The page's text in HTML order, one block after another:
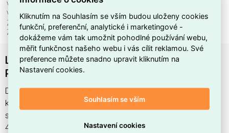
Výměnný předřadník:
Výška/hloubka:
70 mm
Zkouška vláknem IEC 60695-2-11:
850 °C - 30 s
Značka:
Ledvance
LEDVANCE DAMP PROOF HOUSING DALI 1200
P 1XLAMP IP65
DP HOUSING DALI 1200 P 1XLAMP IP65 LEDV najdete v
kategoriích Svítidla, Stropní a nástěnné svítidlo, Svítidla,
světelné zdroje a LED osvětlení, výrobce Ledvance, EAN
4099854146442, kód dodavatele 4099854146442.
Kliknutím na Souhlasím se vším budou uloženy cookies
funkční, preferenční, analytické i marketingové -
dokážeme vám tak umožnit pohodlné používání webu,
měřit funkčnost našeho webu i vás cílit reklamou. Své
preference můžete snadno upravit kliknutím na
Nastavení cookies.
Souhlasím se vším
Nastavení cookies